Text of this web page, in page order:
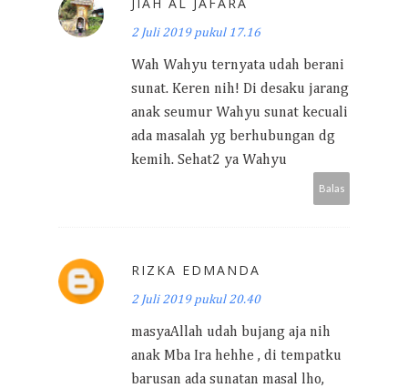
2 Juli 2019 pukul 17.16
Wah Wahyu ternyata udah berani
sunat. Keren nih! Di desaku jarang
anak seumur Wahyu sunat kecuali
ada masalah yg berhubungan dg
kemih. Sehat2 ya Wahyu
Balas
RIZKA EDMANDA
2 Juli 2019 pukul 20.40
masyaAllah udah bujang aja nih
anak Mba Ira hehhe , di tempatku
barusan ada sunatan masal lho,